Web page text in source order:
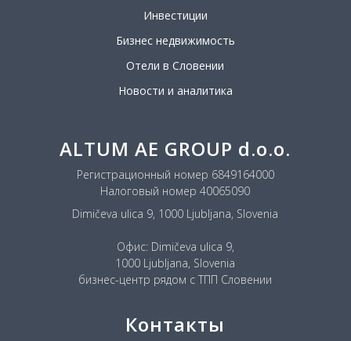
Инвестиции
Бизнес недвижимость
Отели в Словении
Новости и аналитика
ALTUM AE GROUP d.o.o.
Регистрационный номер 6849164000
Налоговый номер 40065090
Dimičeva ulica 9, 1000 Ljubljana, Slovenia
Офис: Dimičeva ulica 9,
1000 Ljubljana, Slovenia
бизнес-центр рядом с ТПП Словении
Контакты